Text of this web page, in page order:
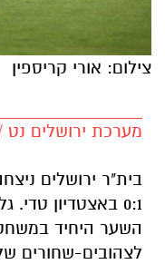
צילום: אורי קריספין
מערכת ירושלים נט / 07:00
בית"ר ירושלים
0:1 באצטדיון טדי.
לצהובים-שחורים